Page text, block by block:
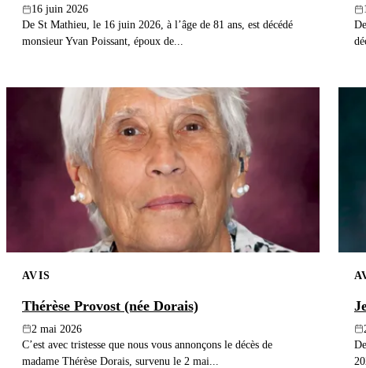
16 juin 2026
De St Mathieu, le 16 juin 2026, à l’âge de 81 ans, est décédé
monsieur Yvan Poissant, époux de...
AVIS
Thérèse Provost (née Dorais)
2 mai 2026
C’est avec tristesse que nous vous annonçons le décès de
madame Thérèse Dorais, survenu le 2 mai...